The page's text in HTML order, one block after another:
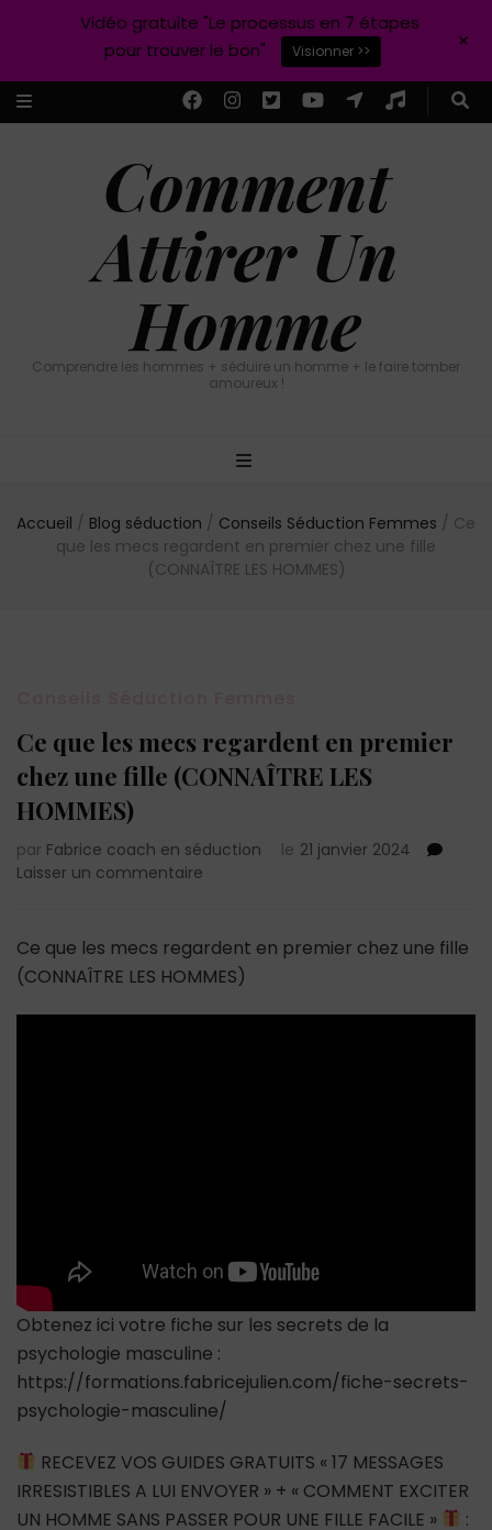
Comment
Attirer Un
Homme
Comprendre les hommes + séduire un homme + le faire tomber
amoureux !
Accueil / Blog séduction / Conseils Séduction Femmes / Ce
que les mecs regardent en premier chez une fille
(CONNAÎTRE LES HOMMES)
Ce que les mecs regardent en premier
chez une fille (CONNAÎTRE LES
HOMMES)
par Fabrice coach en séduction le 21 janvier 2024
Laisser un commentaire
les
mecs
regardent
en
Ce que les mecs regardent en premier chez une fille
(CONNAÎTRE LES HOMMES)
Obtenez ici votre fiche sur les secrets de la
psychologie masculine :
https://formations.fabricejulien.com/fiche-secrets-
psychologie-masculine/
RECEVEZ VOS GUIDES GRATUITS « 17 MESSAGES
IRRESISTIBLES A LUI ENVOYER » + « COMMENT EXCITER
UN HOMME SANS PASSER POUR UNE FILLE FACILE »
:
Vidéo gratuite "Le processus en 7 étapes
pour trouver le bon"
Visionner >> +